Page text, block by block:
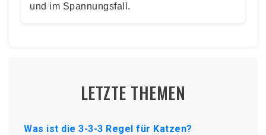
und im Spannungsfall.
LETZTE THEMEN
Was ist die 3-3-3 Regel für Katzen?